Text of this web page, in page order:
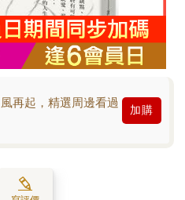
再起，精選周邊看過
加購